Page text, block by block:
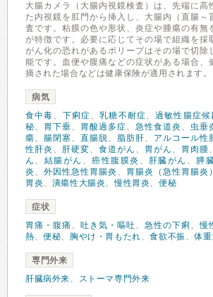
大腸カメラ（大腸内視鏡検査）は、先端に高
た内視鏡を肛門から挿入し、大腸内（直腸～
査です。粘膜の色や形状、炎症や腫瘍の有無
が特徴です。必要に応じてその場で組織を採
がん化の恐れがあるポリープはその場で切除
能です。血便や腹痛などの症状がある場合、
摘された場合などは健康保険が適用されます。
病気
食中毒、 下痢症、乳糖不耐症、過敏性腸症候
秘、 胃下垂、 胃酸過多症、 急性食道炎 、 虫垂
瘍、 腸閉塞、 直腸脱、 脂肪肝、 アルコール性
性肝炎 、 肝硬変、 食道がん 、 胃がん 、 胃肉腫、
ん 、 結腸がん 、癌性腹膜炎 、 肝臓がん 、 膵
炎 、 外因性急性胃腸炎 、 胃腸炎（急性胃腸炎）
胃炎、 潰瘍性大腸炎、慢性胃炎、便秘
症状
胃痛・腹痛 、 吐き気・嘔吐、 急性の下痢 、慢
熱、便秘、 胸やけ・胃もたれ、食欲不振 、体
専門外来
肝臓病外来、 ストーマ専門外来